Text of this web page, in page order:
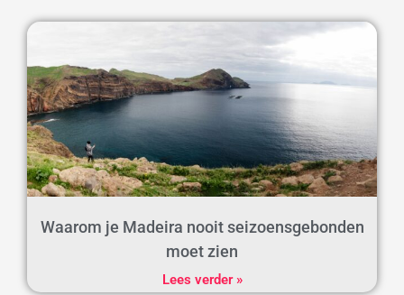
Waarom je Madeira nooit seizoensgebonden
moet zien
Lees verder »